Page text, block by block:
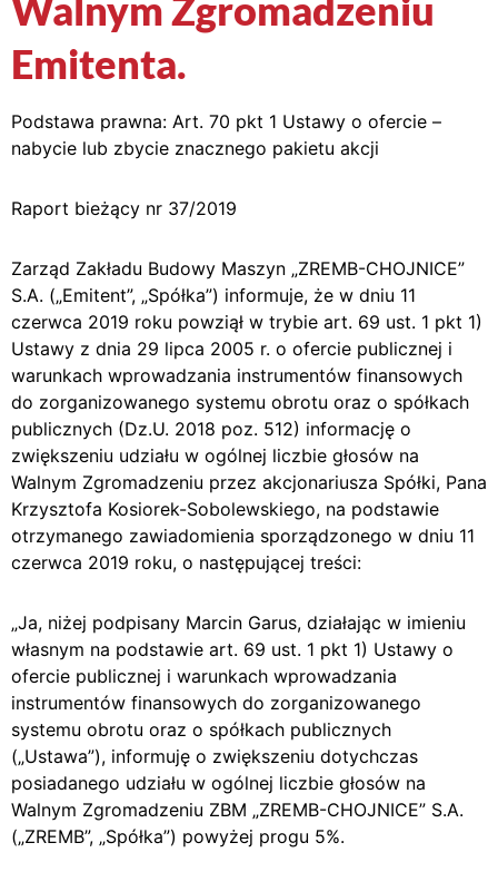
Walnym Zgromadzeniu
Emitenta.
Podstawa prawna: Art. 70 pkt 1 Ustawy o ofercie –
nabycie lub zbycie znacznego pakietu akcji
Raport bieżący nr 37/2019
Zarząd Zakładu Budowy Maszyn „ZREMB-CHOJNICE”
S.A. („Emitent”, „Spółka”) informuje, że w dniu 11
czerwca 2019 roku powziął w trybie art. 69 ust. 1 pkt 1)
Ustawy z dnia 29 lipca 2005 r. o ofercie publicznej i
warunkach wprowadzania instrumentów finansowych
do zorganizowanego systemu obrotu oraz o spółkach
publicznych (Dz.U. 2018 poz. 512) informację o
zwiększeniu udziału w ogólnej liczbie głosów na
Walnym Zgromadzeniu przez akcjonariusza Spółki, Pana
Krzysztofa Kosiorek-Sobolewskiego, na podstawie
otrzymanego zawiadomienia sporządzonego w dniu 11
czerwca 2019 roku, o następującej treści:
„Ja, niżej podpisany Marcin Garus, działając w imieniu
własnym na podstawie art. 69 ust. 1 pkt 1) Ustawy o
ofercie publicznej i warunkach wprowadzania
instrumentów finansowych do zorganizowanego
systemu obrotu oraz o spółkach publicznych
(„Ustawa”), informuję o zwiększeniu dotychczas
posiadanego udziału w ogólnej liczbie głosów na
Walnym Zgromadzeniu ZBM „ZREMB-CHOJNICE” S.A.
(„ZREMB”, „Spółka”) powyżej progu 5%.